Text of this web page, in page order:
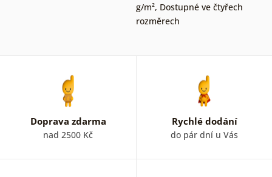
g/m², Dostupné ve čtyřech
rozměrech
Doprava zdarma
nad 2500 Kč
Rychlé dodání
do pár dní u Vás